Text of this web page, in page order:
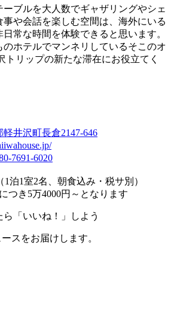
ブルを大人数でギャザリングやシェ
や会話を楽しむ空間は、海外にいる
常な時間を体験できると思います。
ホテルでマンネリしているそこのオ
トリップの新たな滞在にお役立てく
井沢町長倉2147-646
7691-6020
泊1室2名、朝食込み・税サ別）
つき5万4000円～となります
「いいね！」しよう
スをお届けします。